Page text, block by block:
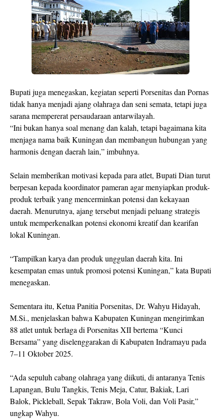
Bupati juga menegaskan, kegiatan seperti Porsenitas dan Pornas
tidak hanya menjadi ajang olahraga dan seni semata, tetapi juga
sarana mempererat persaudaraan antarwilayah.
“Ini bukan hanya soal menang dan kalah, tetapi bagaimana kita
menjaga nama baik Kuningan dan membangun hubungan yang
harmonis dengan daerah lain,” imbuhnya.
Selain memberikan motivasi kepada para atlet, Bupati Dian turut
berpesan kepada koordinator pameran agar menyiapkan produk-
produk terbaik yang mencerminkan potensi dan kekayaan
daerah. Menurutnya, ajang tersebut menjadi peluang strategis
untuk memperkenalkan potensi ekonomi kreatif dan kearifan
lokal Kuningan.
“Tampilkan karya dan produk unggulan daerah kita. Ini
kesempatan emas untuk promosi potensi Kuningan,” kata Bupati
menegaskan.
Sementara itu, Ketua Panitia Porsenitas, Dr. Wahyu Hidayah,
M.Si., menjelaskan bahwa Kabupaten Kuningan mengirimkan
88 atlet untuk berlaga di Porsenitas XII bertema “Kunci
Bersama” yang diselenggarakan di Kabupaten Indramayu pada
7–11 Oktober 2025.
“Ada sepuluh cabang olahraga yang diikuti, di antaranya Tenis
Lapangan, Bulu Tangkis, Tenis Meja, Catur, Bakiak, Lari
Balok, Pickleball, Sepak Takraw, Bola Voli, dan Voli Pasir,”
ungkap Wahyu.